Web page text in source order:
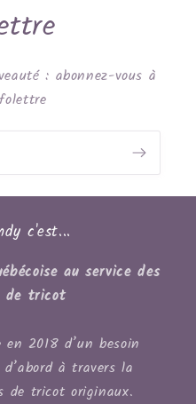
: abonnez-vous à
c'est...
au service des
de tricot
2018 d’un besoin
à travers la
de tricot originaux.